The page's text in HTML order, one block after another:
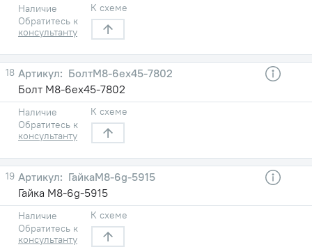
Наличие
Обратитесь к
консультанту
К схеме
18
БолтМ8-6ex45-7802
Болт М8-6ex45-7802
Наличие
Обратитесь к
консультанту
К схеме
19
ГайкаМ8-6g-5915
Гайка М8-6g-5915
Наличие
Обратитесь к
консультанту
К схеме